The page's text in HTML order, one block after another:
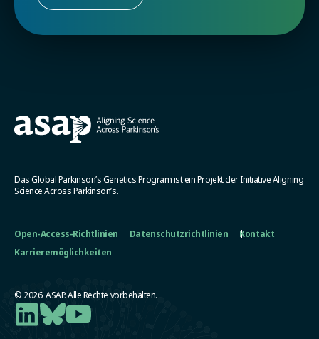
Das Global Parkinson’s Genetics Program ist ein Projekt der Initiative Aligning
Science Across Parkinson’s.
Open-Access-Richtlinien Datenschutzrichtlinien
Kontakt
Karrieremöglichkeiten
© 2026. ASAP. Alle Rechte vorbehalten.